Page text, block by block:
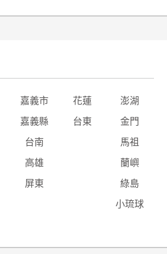
嘉義市 花蓮 澎湖
嘉義縣 台東 金門
台南 馬祖
高雄 蘭嶼
屏東 綠島
小琉球